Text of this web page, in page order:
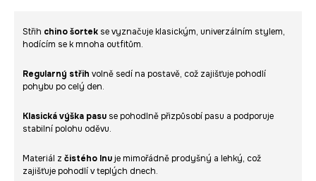
Střih chino šortek se vyznačuje klasickým, univerzálním stylem,
hodícím se k mnoha outfitům.
Regularný střih volně sedí na postavě, což zajišťuje pohodlí
pohybu po celý den.
Klasická výška pasu se pohodlně přizpůsobí pasu a podporuje
stabilní polohu oděvu.
Materiál z čistého lnuje mimořádně prodyšný a lehký, což
zajišťuje pohodlí v teplých dnech.